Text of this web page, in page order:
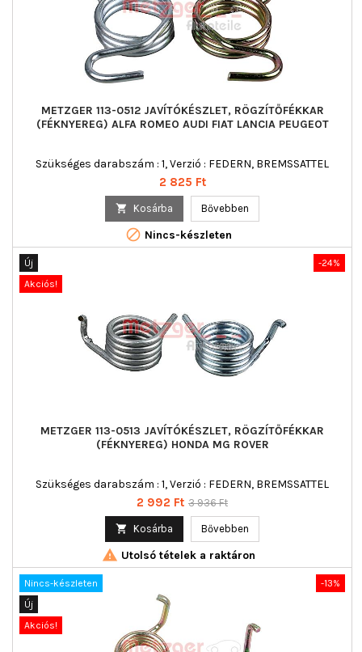
METZGER 113-0512 JAVÍTÓKÉSZLET, RÖGZÍTŐFÉKKAR
(FÉKNYEREG) ALFA ROMEO AUDI FIAT LANCIA PEUGEOT
Szükséges darabszám : 1, Verzió : FEDERN, BREMSSATTEL
Ár
2 825 Ft
 Kosárba Bővebben
 Nincs-készleten
-24%
Új
Akciós!
METZGER 113-0513 JAVÍTÓKÉSZLET, RÖGZÍTŐFÉKKAR
(FÉKNYEREG) HONDA MG ROVER
Szükséges darabszám : 1, Verzió : FEDERN, BREMSSATTEL
Ár
2 992 Ft Normál
3 936 Ft
 Kosárba Bővebben
 Utolsó tételek a raktáron
-13%
Nincs-készleten
Új
Akciós!